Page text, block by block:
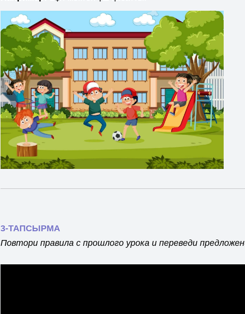
3-ТАПСЫРМА
Повтори правила с прошлого урока и переведи